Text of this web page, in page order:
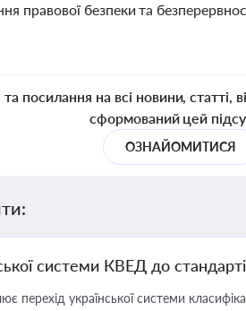
правової безпеки та
посилання на всі новини, статті,
сформований цей
ОЗНАЙОМИТИСЯ
системи КВЕД до
перехід української системи